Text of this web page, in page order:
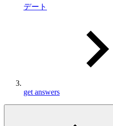
デート
get answers